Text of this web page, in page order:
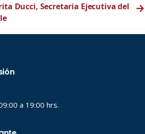
Ducci, Secretaria Ejecutiva del
→